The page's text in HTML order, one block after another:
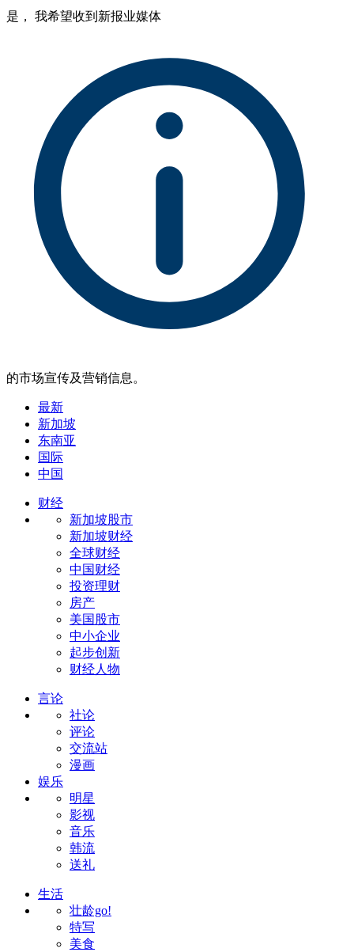
是， 我希望收到新报业媒体
的市场宣传及营销信息。
最新
新加坡
东南亚
国际
中国
财经
新加坡股市
新加坡财经
全球财经
中国财经
投资理财
房产
美国股市
中小企业
起步创新
财经人物
言论
社论
评论
交流站
漫画
娱乐
明星
影视
音乐
韩流
送礼
生活
壮龄go!
特写
美食